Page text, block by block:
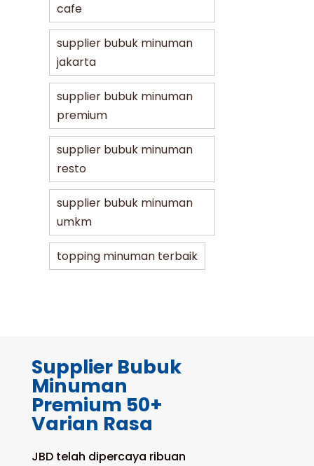
cafe
supplier bubuk minuman
jakarta
supplier bubuk minuman
premium
supplier bubuk minuman
resto
supplier bubuk minuman
umkm
topping minuman terbaik
Supplier Bubuk
Minuman
Premium 50+
Varian Rasa
JBD telah dipercaya ribuan